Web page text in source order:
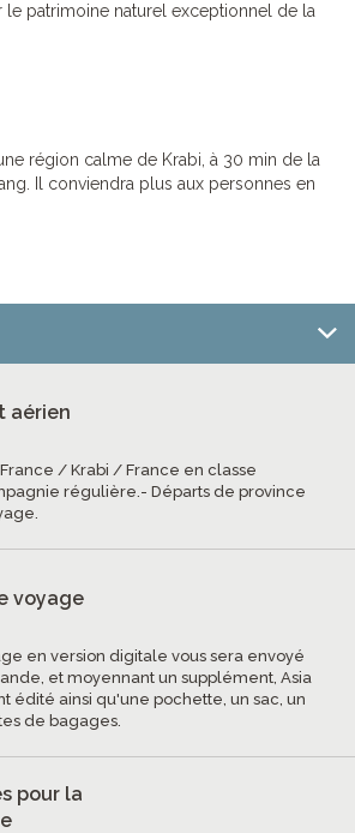
le patrimoine naturel exceptionnel de la
région calme de Krabi, à 30 min de la
Il conviendra plus aux personnes en
aérien
/ Krabi / France en classe
régulière.- Départs de province
voyage
en version digitale vous sera envoyé
et moyennant un supplément, Asia
édité ainsi qu'une pochette, un sac, un
de bagages.
pour la